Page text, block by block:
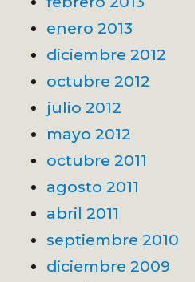
enero 2013
diciembre 2012
octubre 2012
julio 2012
mayo 2012
octubre 2011
agosto 2011
abril 2011
septiembre 2010
diciembre 2009